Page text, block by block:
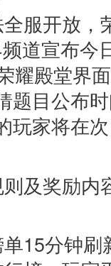
服开放
道宣布今
耀殿堂界
题目公布
玩家将在
则及奖励
15分钟